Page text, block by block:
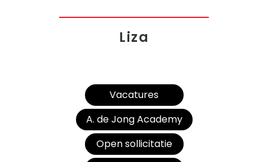
Liza
Vacatures
A. de Jong Academy
Open sollicitatie